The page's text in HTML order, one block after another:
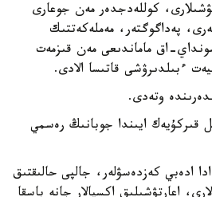
سىنىپ وقۋشىلارى، كوللەدجدەر مەن جوعارى
پەداگوگتەر، مەملەكەتتىك
سونداي-اق ماماندىعى مەن قىزمەت
ءبىلدىرۋشى قاتىسا الادى.
وتەدى.
قىركۇيەك ايىندا جوبانىڭ رەسمي
ادەبي كەزدەسۋلەر، جالپى حالىقتىق